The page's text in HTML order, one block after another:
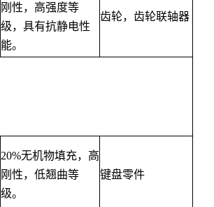
刚性，高强度等
级，具有抗静电性
能。
齿轮，齿轮联轴器
20%无机物填充，高
刚性，低翘曲等
级。
键盘零件